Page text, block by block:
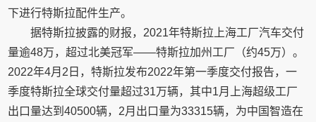
下进行特斯拉配件生产。
据特斯拉披露的财报，2021年特斯拉上海工厂汽车交付
量逾48万，超过北美冠军——特斯拉加州工厂（约45万）。
2022年4月2日，特斯拉发布2022年第一季度交付报告，一
季度特斯拉全球交付量超过31万辆，其中1月上海超级工厂
出口量达到40500辆，2月出口量为33315辆，为中国智造在